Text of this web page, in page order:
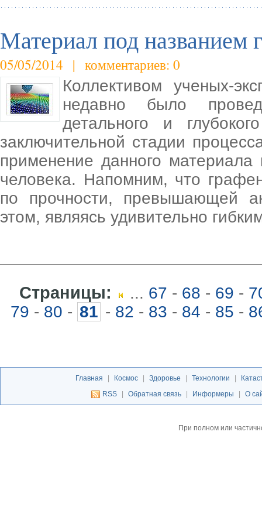
Материал под названием
05/05/2014 | комментариев: 0
Коллективом ученых-
недавно было
детального и
заключительной стадии
применение данного
человека. Напомним, что
по прочности, превышающей
этом, являясь удивительно
Страницы: ... 67 - 68 - 69 -
79 - 80 - 81 - 82 - 83 - 84 - 85 -
Главная Космос Здоровье Технологии
RSS
Обратная связь Информеры О
При полном или